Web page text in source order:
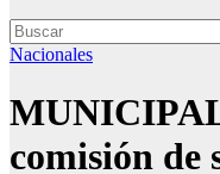
Nacionales
comisión de